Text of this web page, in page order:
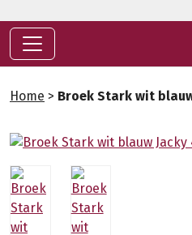
Home > Broek Stark wit